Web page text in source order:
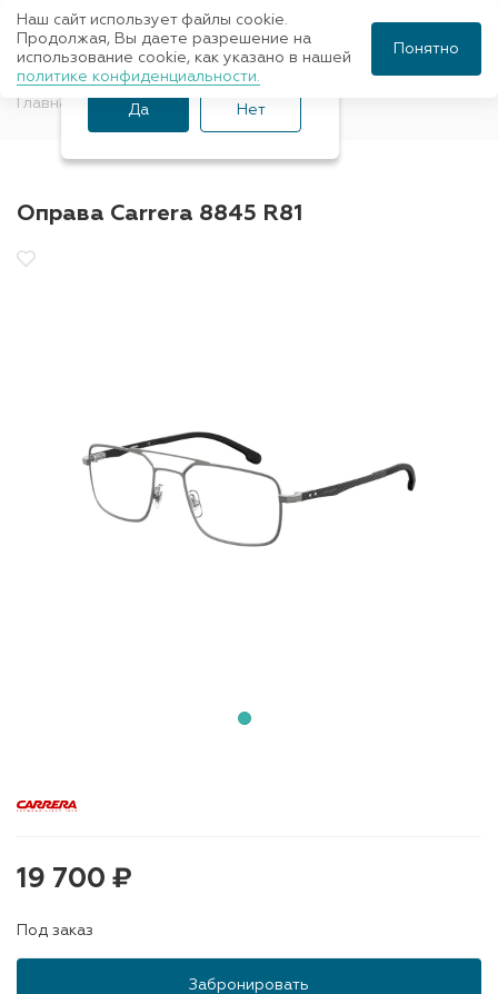
Главная Оправы для очков CARRERA
Оправа Carrera 8845 R81
19 700 ₽
Под заказ
Забронировать
Ваш город Санкт-
Петербург?
Да Нет
Наш сайт использует файлы cookie.
Продолжая, Вы даете разрешение на
использование cookie, как указано в нашей
политике конфиденциальности.
Понятно